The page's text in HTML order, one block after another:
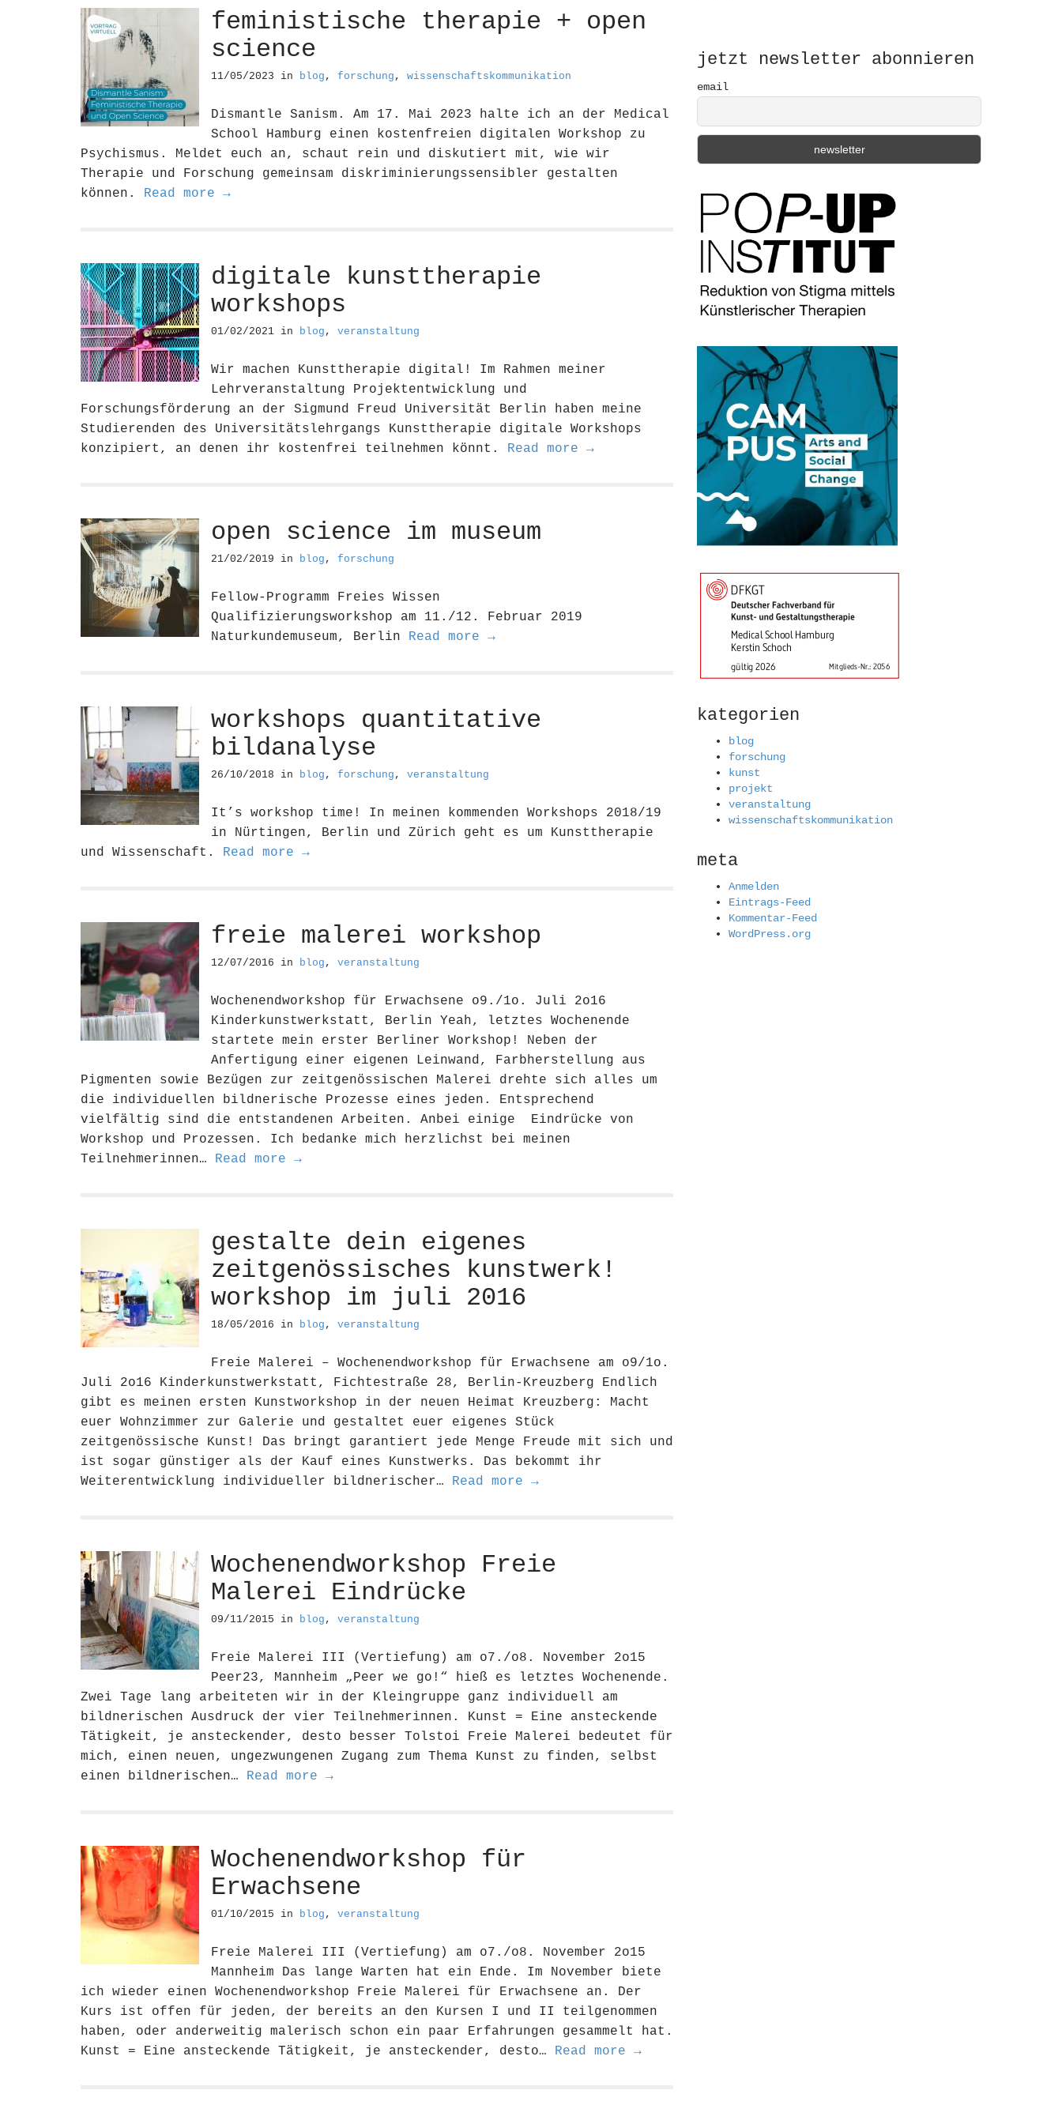
feministische therapie + open
science
11/05/2023 in blog , forschung , wissenschaftskommunikation
Dismantle Sanism. Am 17. Mai 2023 halte ich an der Medical
School Hamburg einen kostenfreien digitalen Workshop zu
Psychismus. Meldet euch an, schaut rein und diskutiert mit, wie wir
Therapie und Forschung gemeinsam diskriminierungssensibler gestalten
können. Read more →
digitale kunsttherapie
workshops
01/02/2021 in blog , veranstaltung
Wir machen Kunsttherapie digital! Im Rahmen meiner
Lehrveranstaltung Projektentwicklung und
Forschungsförderung an der Sigmund Freud Universität Berlin haben meine
Studierenden des Universitätslehrgangs Kunsttherapie digitale Workshops
konzipiert, an denen ihr kostenfrei teilnehmen könnt. Read more →
open science im museum
21/02/2019 in blog , forschung
Fellow-Programm Freies Wissen
Qualifizierungsworkshop am 11./12. Februar 2019
Naturkundemuseum, Berlin Read more →
workshops quantitative
bildanalyse
26/10/2018 in blog , forschung , veranstaltung
It’s workshop time! In meinen kommenden Workshops 2018/19
in Nürtingen, Berlin und Zürich geht es um Kunsttherapie
und Wissenschaft. Read more →
freie malerei workshop
12/07/2016 in blog , veranstaltung
Wochenendworkshop für Erwachsene o9./1o. Juli 2o16
Kinderkunstwerkstatt, Berlin Yeah, letztes Wochenende
startete mein erster Berliner Workshop! Neben der
Anfertigung einer eigenen Leinwand, Farbherstellung aus
Pigmenten sowie Bezügen zur zeitgenössischen Malerei drehte sich alles um
die individuellen bildnerische Prozesse eines jeden. Entsprechend
vielfältig sind die entstandenen Arbeiten. Anbei einige Eindrücke von
Workshop und Prozessen. Ich bedanke mich herzlichst bei meinen
Teilnehmerinnen… Read more →
gestalte dein eigenes
zeitgenössisches kunstwerk!
workshop im juli 2016
18/05/2016 in blog , veranstaltung
Freie Malerei – Wochenendworkshop für Erwachsene am o9/1o.
Juli 2o16 Kinderkunstwerkstatt, Fichtestraße 28, Berlin-Kreuzberg Endlich
gibt es meinen ersten Kunstworkshop in der neuen Heimat Kreuzberg: Macht
euer Wohnzimmer zur Galerie und gestaltet euer eigenes Stück
zeitgenössische Kunst! Das bringt garantiert jede Menge Freude mit sich und
ist sogar günstiger als der Kauf eines Kunstwerks. Das bekommt ihr
Weiterentwicklung individueller bildnerischer… Read more →
Wochenendworkshop Freie
Malerei Eindrücke
09/11/2015 in blog , veranstaltung
Freie Malerei III (Vertiefung) am o7./o8. November 2o15
Peer23, Mannheim „Peer we go!“ hieß es letztes Wochenende.
Zwei Tage lang arbeiteten wir in der Kleingruppe ganz individuell am
bildnerischen Ausdruck der vier Teilnehmerinnen. Kunst = Eine ansteckende
Tätigkeit, je ansteckender, desto besser Tolstoi Freie Malerei bedeutet für
mich, einen neuen, ungezwungenen Zugang zum Thema Kunst zu finden, selbst
einen bildnerischen… Read more →
Wochenendworkshop für
Erwachsene
01/10/2015 in blog , veranstaltung
Freie Malerei III (Vertiefung) am o7./o8. November 2o15
Mannheim Das lange Warten hat ein Ende. Im November biete
ich wieder einen Wochenendworkshop Freie Malerei für Erwachsene an. Der
Kurs ist offen für jeden, der bereits an den Kursen I und II teilgenommen
haben, oder anderweitig malerisch schon ein paar Erfahrungen gesammelt hat.
Kunst = Eine ansteckende Tätigkeit, je ansteckender, desto… Read more →
r
:
jetzt newsletter abonnieren
email
kategorien
blog
forschung
kunst
projekt
veranstaltung
wissenschaftskommunikation
meta
Anmelden
Eintrags-Feed
Kommentar-Feed
WordPress.org